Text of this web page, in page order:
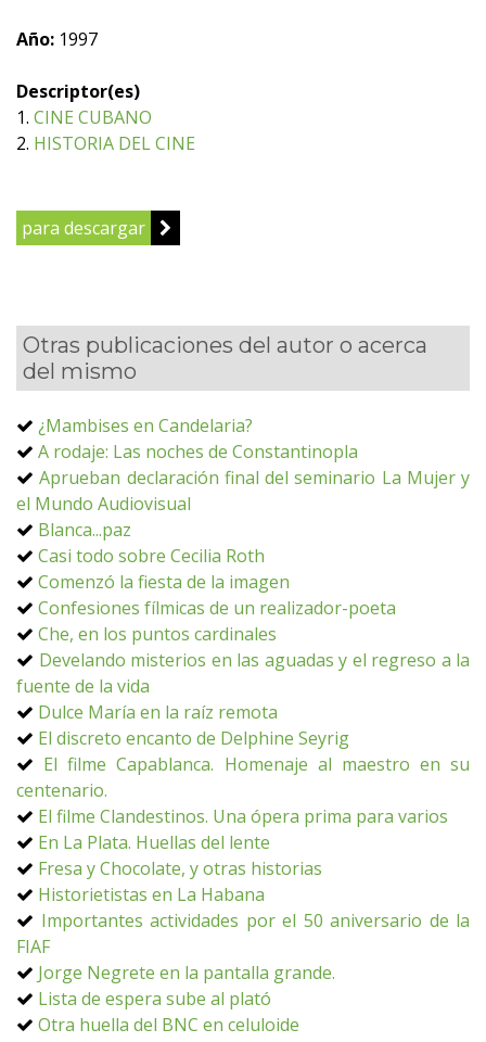
Año: 1997
Descriptor(es)
1. CINE CUBANO
2. HISTORIA DEL CINE
para descargar
Otras publicaciones del autor o acerca
del mismo
¿Mambises en Candelaria?
A rodaje: Las noches de Constantinopla
Aprueban declaración final del seminario La Mujer y
el Mundo Audiovisual
Blanca...paz
Casi todo sobre Cecilia Roth
Comenzó la fiesta de la imagen
Confesiones fílmicas de un realizador-poeta
Che, en los puntos cardinales
Develando misterios en las aguadas y el regreso a la
fuente de la vida
Dulce María en la raíz remota
El discreto encanto de Delphine Seyrig
El filme Capablanca. Homenaje al maestro en su
centenario.
El filme Clandestinos. Una ópera prima para varios
En La Plata. Huellas del lente
Fresa y Chocolate, y otras historias
Historietistas en La Habana
Importantes actividades por el 50 aniversario de la
FIAF
Jorge Negrete en la pantalla grande.
Lista de espera sube al plató
Otra huella del BNC en celuloide